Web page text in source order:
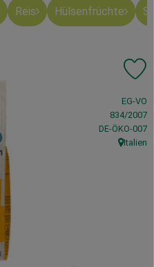
Reis Hülsenfrüchte
, Verband:
EG-VO
834/2007
,DE-ÖKO-007
,
Italien